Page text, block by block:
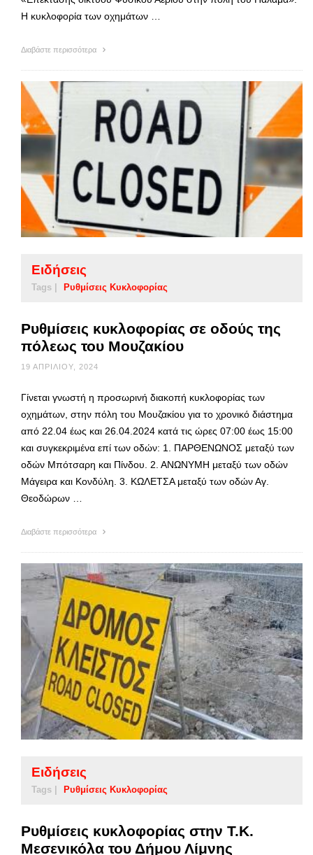
Η κυκλοφορία των οχημάτων …
Διαβάστε περισσότερα
Ειδήσεις
Tags | Ρυθμίσεις Κυκλοφορίας
Ρυθμίσεις κυκλοφορίας σε οδούς της
πόλεως του Μουζακίου
19 ΑΠΡΙΛΊΟΥ, 2024
Γίνεται γνωστή η προσωρινή διακοπή κυκλοφορίας των
οχημάτων, στην πόλη του Μουζακίου για το χρονικό διάστημα
από 22.04 έως και 26.04.2024 κατά τις ώρες 07:00 έως 15:00
και συγκεκριμένα επί των οδών: 1. ΠΑΡΘΕΝΩΝΟΣ μεταξύ των
οδών Μπότσαρη και Πίνδου. 2. ΑΝΩΝΥΜΗ μεταξύ των οδών
Μάγειρα και Κονδύλη. 3. ΚΩΛΕΤΣΑ μεταξύ των οδών Αγ.
Θεοδώρων …
Διαβάστε περισσότερα
Ειδήσεις
Tags | Ρυθμίσεις Κυκλοφορίας
Ρυθμίσεις κυκλοφορίας στην Τ.Κ.
Μεσενικόλα του Δήμου Λίμνης